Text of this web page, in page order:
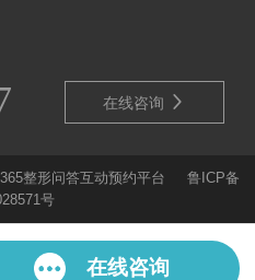
在线咨询 
365整形问答互动预约平台鲁ICP备
号
在线咨询